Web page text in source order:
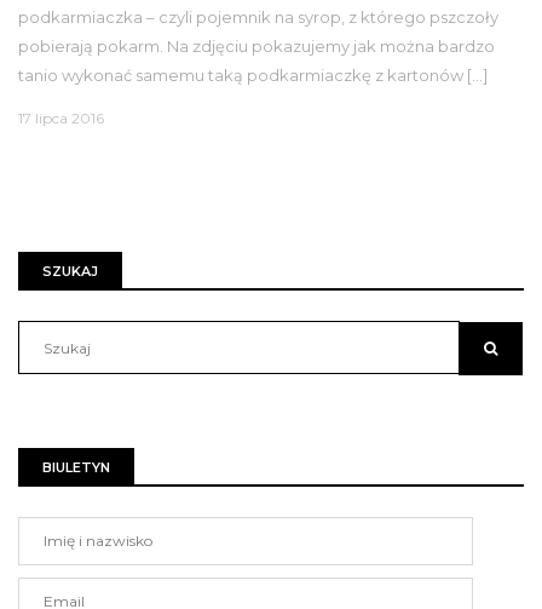
podkarmiaczka – czyli pojemnik na syrop, z którego pszczoły
pobierają pokarm. Na zdjęciu pokazujemy jak można bardzo
tanio wykonać samemu taką podkarmiaczkę z kartonów […]
17 lipca 2016
SZUKAJ
BIULETYN